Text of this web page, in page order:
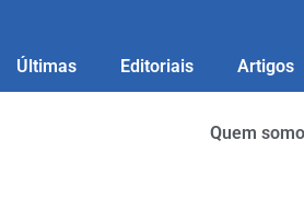
Últimas Editoriais Artigos
Quem